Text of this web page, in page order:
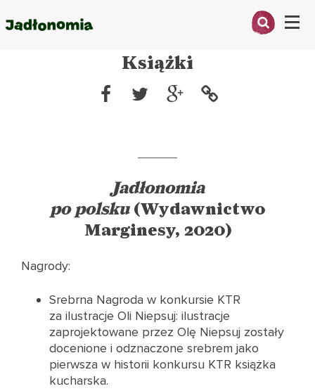
Menu
O MNIE
KONTAKT
Książki
Jadłonomia
po polsku (Wydawnictwo
Marginesy, 2020)
Nagrody:
Srebrna Nagroda w konkursie KTR
za ilustracje Oli Niepsuj: ilustracje
zaprojektowane przez Olę Niepsuj zostały
docenione i odznaczone srebrem jako
pierwsza w historii konkursu KTR książka
kucharska.